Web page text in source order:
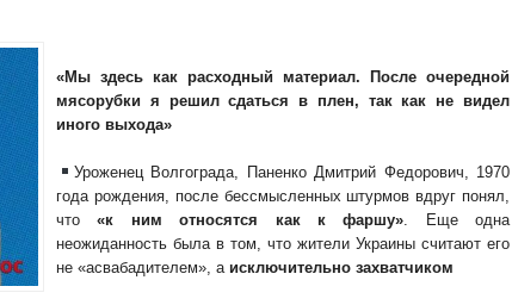
«Мы здесь как расходный материал. После очередной
мясорубки я решил сдаться в плен, так как не видел
иного выхода»
Уроженец Волгограда, Паненко Дмитрий Федорович, 1970
года рождения, после бессмысленных штурмов вдруг понял,
что«к ним относятся как к фаршу». Еще одна
неожиданность была в том, что жители Украины считают его
не «асвабадителем», а исключительно захватчиком